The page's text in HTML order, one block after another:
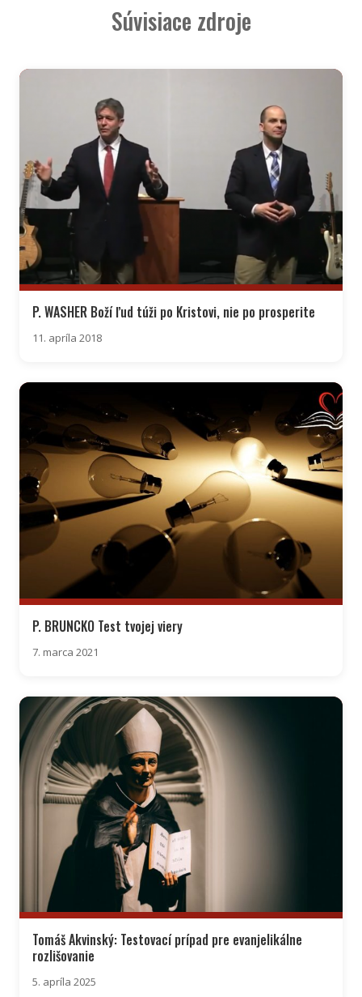
Súvisiace zdroje
P. WASHER Boží ľud túži po Kristovi, nie po prosperite
11. apríla 2018
P. BRUNCKO Test tvojej viery
7. marca 2021
Tomáš Akvinský: Testovací prípad pre evanjelikálne
rozlišovanie
5. apríla 2025